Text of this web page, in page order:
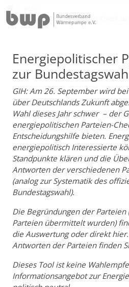
Energiepolitischer Parteien-Check
Energiepolitischer
zur
GIH: Am 26. September wird
über Deutschlands Zukunft
Wahl dieses Jahr schwer – der
energiepolitischen Parteien-
Entscheidungshilfe bieten.
energiepolitisch Interessierte
Standpunkte klären und die
Antworten der verschiedenen
(analog zur Systematik des
Bundestagswahl).
Die Begründungen der
Parteien übermittelt wurden)
die Auswertung oder direkt
Antworten der Parteien finden
Dieses Tool ist keine
Informationsangebot zur